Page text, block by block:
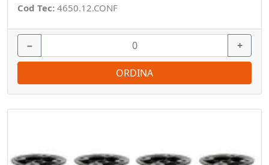
Cod Tec: 4650.12.CONF
− +
ORDINA